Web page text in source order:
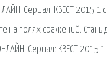
Сериал: КВЕСТ 2015
полях сражений. Стань
Сериал: КВЕСТ 2015